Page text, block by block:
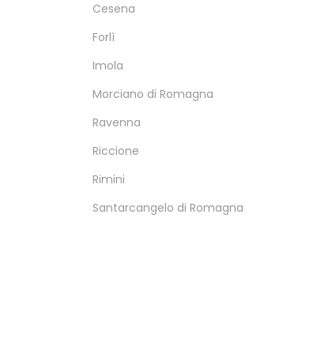
Cesena
Forlì
Imola
Morciano di Romagna
Ravenna
Riccione
Rimini
Santarcangelo di Romagna